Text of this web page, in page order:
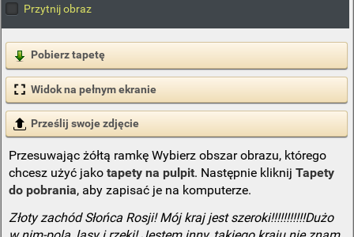
Przytnij obraz
Pobierz tapetę
Widok na pełnym ekranie
Prześlij swoje zdjęcie
Przesuwając żółtą ramkę Wybierz obszar obrazu, którego
chcesz użyć jako tapety na pulpit. Następnie kliknij Tapety
do pobrania, aby zapisać je na komputerze.
Złoty zachód Słońca Rosji! Mój kraj jest szeroki!!!!!!!!!!!Dużo